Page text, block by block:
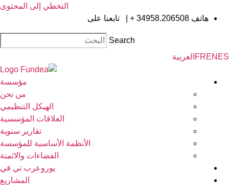
التخطي إلى المحتوى
هاتف34958.206508 +
| تابعنا على
Search
EN
FRالعربية
مؤسسة
من نحن
الهيكل التنظيمي
العلاقات المؤسسية
تقارير سنوية
الأنظمة الأساسية للمؤسسة
الفضاءات والاثمنة
يوروعرب تي في
المشاريع